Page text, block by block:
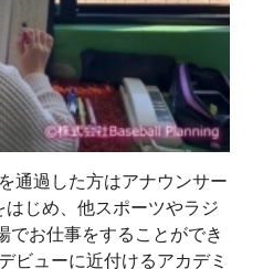
通過した方はアナウンサー
じめ、他スポーツやラジ
でお仕事をすることができ
ビューに近付けるアカデミ